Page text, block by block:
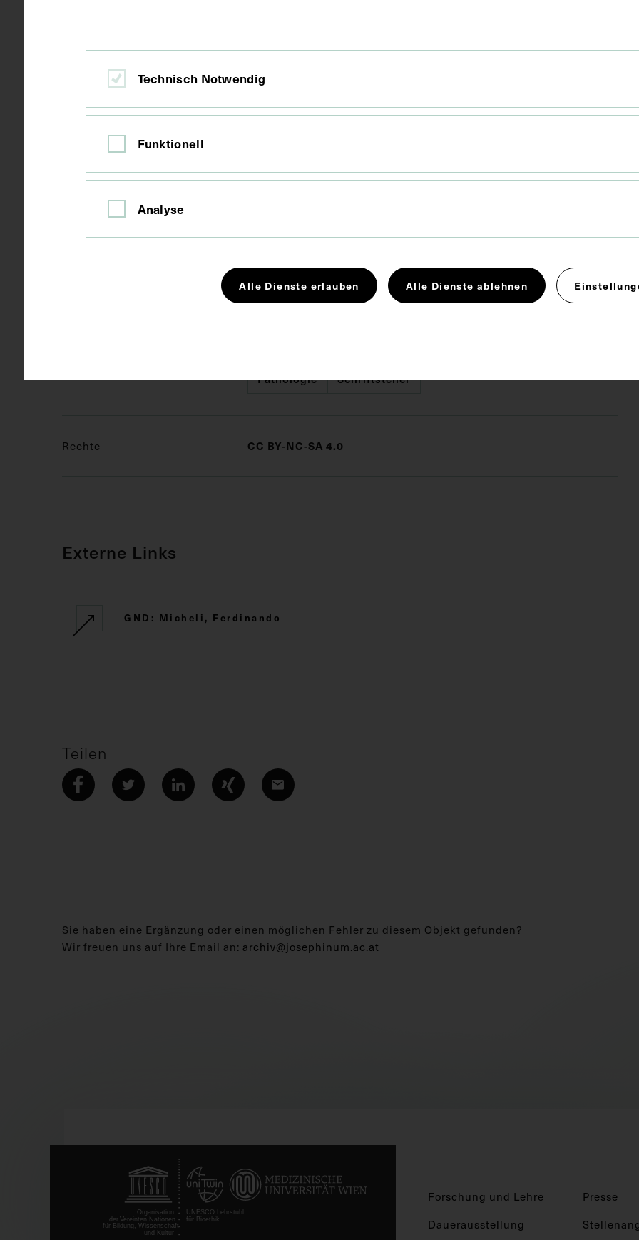
Turin
Material Karton
Technik Druck
Maße
Bildmaß 29,8 x 20,8 cm
Pathologie Schriftsteller
Rechte CC BY-NC-SA 4.0
Externe Links
GND: Micheli, Ferdinando
Teilen
Sie haben eine Ergänzung oder einen möglichen Fehler zu diesem Objekt gefunden?
Wir freuen uns auf Ihre Email an: archiv@josephinum.ac.at
Forschung und Lehre
Dauerausstellung
Presse
Technisch Notwendig
Funktionell
Analyse
Alle Dienste erlauben Alle Dienste ablehnen